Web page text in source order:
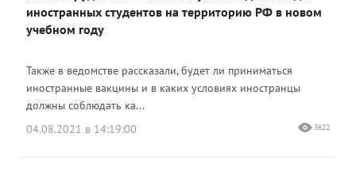
иностранных студентов на территорию РФ в новом
учебном году
Также в ведомстве рассказали, будет ли приниматься
иностранные вакцины и в каких условиях иностранцы
должны соблюдать ка...
04.08.2021 в 14:19:00
3622